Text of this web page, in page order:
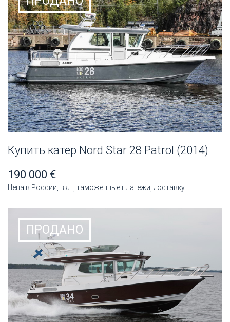
Купить катер Nord Star 28 Patrol (2014)
190 000 €
Цена в России, вкл., таможенные платежи, доставку